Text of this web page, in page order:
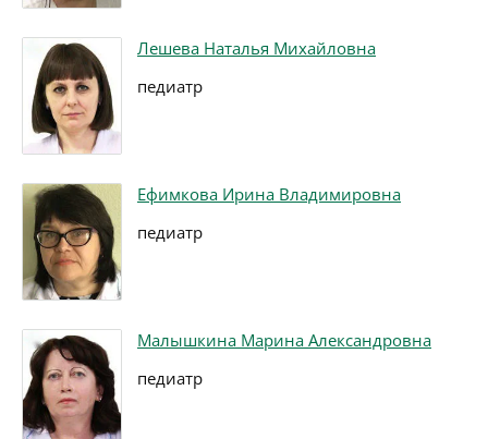
Лешева Наталья Михайловна
педиатр
Ефимкова Ирина Владимировна
педиатр
Малышкина Марина Александровна
педиатр